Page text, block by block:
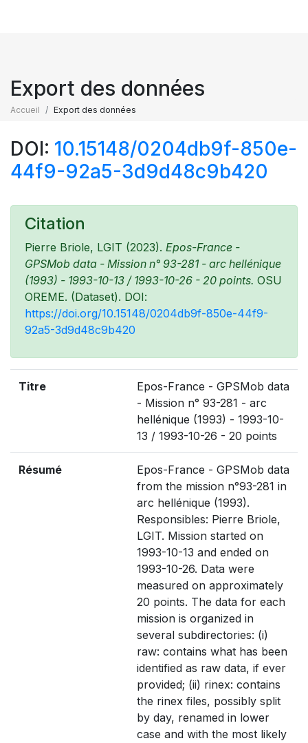
Export des données
Accueil Export des données
DOI: 10.15148/0204db9f-850e-
44f9-92a5-3d9d48c9b420
Citation
Pierre Briole, LGIT (2023). Epos-France -
GPSMob data - Mission n° 93-281 - arc hellénique
(1993) - 1993-10-13 / 1993-10-26 - 20 points. OSU
OREME. (Dataset). DOI:
https://doi.org/10.15148/0204db9f-850e-44f9-
92a5-3d9d48c9b420
Titre
Epos-France - GPSMob data
- Mission n° 93-281 - arc
hellénique (1993) - 1993-10-
13 / 1993-10-26 - 20 points
Résumé
Epos-France - GPSMob data
from the mission n°93-281 in
arc hellénique (1993).
Responsibles: Pierre Briole,
LGIT. Mission started on
1993-10-13 and ended on
1993-10-26. Data were
measured on approximately
20 points. The data for each
mission is organized in
several subdirectories: (i)
raw: contains what has been
identified as raw data, if ever
provided; (ii) rinex: contains
the rinex files, possibly split
by day, renamed in lower
case and with the most likely